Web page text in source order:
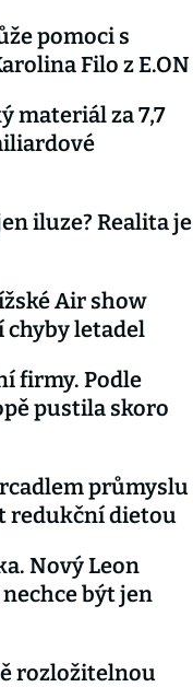
pomoci s
Filo z E.ON
materiál za 7,7
iluze? Realita je
Air show
letadel
firmy. Podle
pustila skoro
průmyslu
redukční dietou
Nový Leon
být jen
rozložitelnou